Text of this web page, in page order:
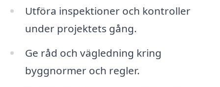
Utföra inspektioner och kontroller
under projektets gång.
Ge råd och vägledning kring
byggnormer och regler.